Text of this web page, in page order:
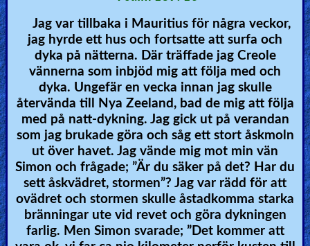
Jag var tillbaka i Mauritius för några veckor,
jag hyrde ett hus och fortsatte att surfa och
dyka på nätterna. Där träffade jag Creole
vännerna som inbjöd mig att följa med och
dyka. Ungefär en vecka innan jag skulle
återvända till Nya Zeeland, bad de mig att följa
med på natt-dykning. Jag gick ut på verandan
som jag brukade göra och såg ett stort åskmoln
ut över havet. Jag vände mig mot min vän
Simon och frågade; ”Är du säker på det? Har du
sett åskvädret, stormen”? Jag var rädd för att
ovädret och stormen skulle åstadkomma starka
bränningar ute vid revet och göra dykningen
farlig. Men Simon svarade; ”Det kommer att